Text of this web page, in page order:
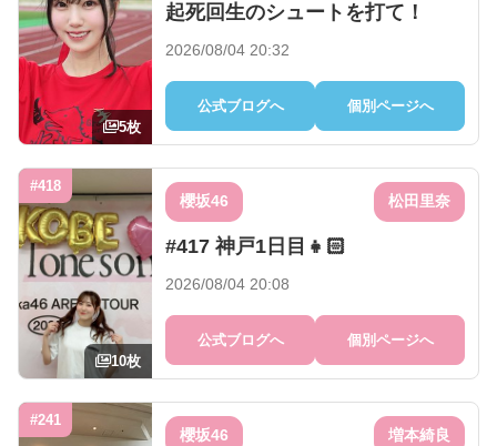
5枚
起死回生のシュートを打て！
2026/08/04 20:32
公式ブログへ 個別ページへ
#418
10枚
櫻坂46 松田里奈
#417 神戸1日目👧🏻
2026/08/04 20:08
公式ブログへ 個別ページへ
#241
櫻坂46 増本綺良